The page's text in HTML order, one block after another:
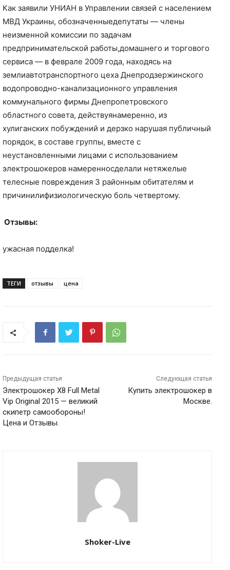
Как заявили УНИАН в Управлении связей с населением
МВД Украины, обозначенныедепутаты — члены
неизменной комиссии по задачам
предпринимательской работы,домашнего и торгового
сервиса — в феврале 2009 года, находясь на
землиавтотранспортного цеха Днепродзержинского
водопроводно-канализационного управления
коммунального фирмы Днепропетровского
областного совета, действуянамеренно, из
хулиганских побуждений и дерзко нарушая публичный
порядок, в составе группы, вместе с
неустановленными лицами с использованием
электрошокеров намеренносделали нетяжелые
телесные повреждения 3 районным обитателям и
причинилифизиологическую боль четвертому.
Отзывы:
ужасная подделка!
ТЕГИ отзывы цена
Предыдущая статья
Электрошокер Х8 Full Metal
Vip Original 2015 — великий
скипетр самообороны!
Цена и Отзывы.
Следующая статья
Купить электрошокер в
Москве.
Shoker-Live